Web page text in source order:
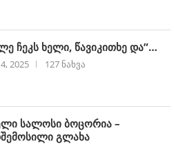
ჩეკს ხელი, წავიკითხე და”…
2025 127 ნახვა
სალოსი ბოცორია –
გლახა